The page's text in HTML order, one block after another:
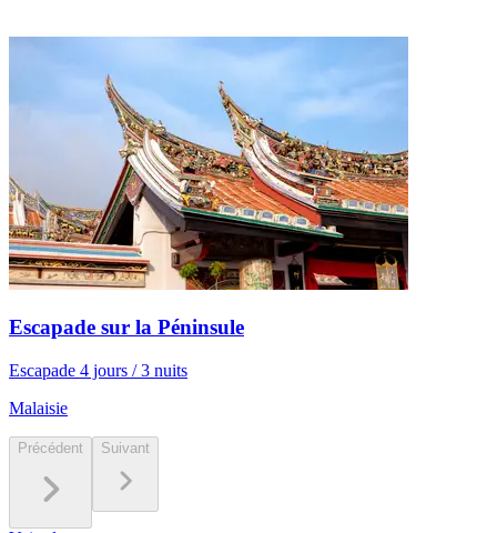
Escapade sur la Péninsule
Escapade 4 jours / 3 nuits
Malaisie
Précédent Suivant